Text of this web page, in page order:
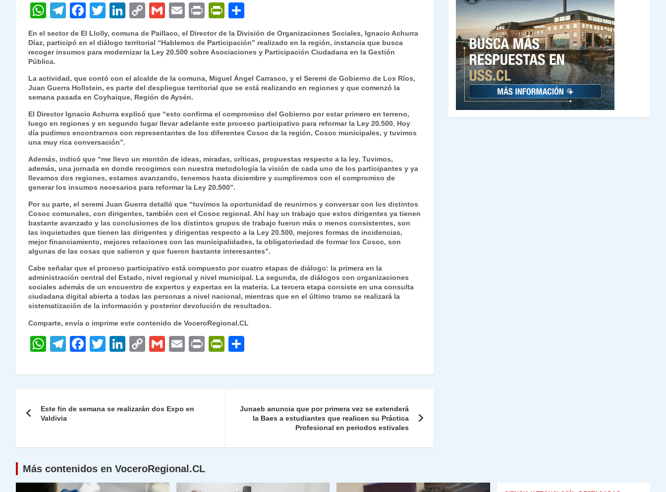
W
at
s
A
p
p
T
el
e
gr
a
m
F
a
c
e
b
o
o
k
T
itt
er
Li
k
e
dI
n
C
o
p
y
Li
n
k
G
ai
l
E
m
ai
l
P
ri
nt
P
ri
nt
Fr
ie
n
y
o
m
p
ar
tir
En el sector de El Llolly, comuna de Paillaco, el Director de la División de Organizaciones Sociales, Ignacio Achurra
Díaz, participó en el diálogo territorial “Hablemos de Participación” realizado en la región, instancia que busca
recoger insumos para modernizar la Ley 20.500 sobre Asociaciones y Participación Ciudadana en la Gestión
Pública.
La actividad, que contó con el alcalde de la comuna, Miguel Ángel Carrasco, y el Seremi de Gobierno de Los Ríos,
Juan Guerra Hollstein, es parte del despliegue territorial que se está realizando en regiones y que comenzó la
semana pasada en Coyhaique, Región de Aysén.
El Director Ignacio Achurra explicó que “esto confirma el compromiso del Gobierno por estar primero en terreno,
luego en regiones y en segundo lugar llevar adelante este proceso participativo para reformar la Ley 20.500. Hoy
día pudimos encontrarnos con representantes de los diferentes Cosoc de la región, Cosoc municipales, y tuvimos
una muy rica conversación”.
Además, indicó que “me llevo un montón de ideas, miradas, críticas, propuestas respecto a la ley. Tuvimos,
además, una jornada en donde recogimos con nuestra metodología la visión de cada uno de los participantes y ya
llevamos dos regiones, estamos avanzando, tenemos hasta diciembre y cumpliremos con el compromiso de
generar los insumos necesarios para reformar la Ley 20.500”.
Por su parte, el seremi Juan Guerra detalló que “tuvimos la oportunidad de reunirnos y conversar con los distintos
Cosoc comunales, con dirigentes, también con el Cosoc regional. Ahí hay un trabajo que estos dirigentes ya tienen
bastante avanzado y las conclusiones de los distintos grupos de trabajo fueron más o menos consistentes, son
las inquietudes que tienen las dirigentes y dirigentas respecto a la Ley 20.500, mejores formas de incidencias,
mejor financiamiento, mejores relaciones con las municipalidades, la obligatoriedad de formar los Cosoc, son
algunas de las cosas que salieron y que fueron bastante interesantes”.
Cabe señalar que el proceso participativo está compuesto por cuatro etapas de diálogo: la primera en la
administración central del Estado, nivel regional y nivel municipal. La segunda, de diálogos con organizaciones
sociales además de un encuentro de expertos y expertas en la materia. La tercera etapa consiste en una consulta
ciudadana digital abierta a todas las personas a nivel nacional, mientras que en el último tramo se realizará la
sistematización de la información y posterior devolución de resultados.
Comparte, envía o imprime este contenido de VoceroRegional.CL
W
at
A
p
T
e
a
m
F
c
b
T
itt
Li
k
dI
C
p
Li
G
ai
E
ai
P
nt
P
nt m
ar
tir
de
Este fin de semana se realizarán dos Expo en
Valdivia
Junaeb anuncia que por primera vez se extenderá
la Baes a estudiantes que realicen su Práctica
Profesional en periodos estivales
Más contenidos en VoceroRegional.CL